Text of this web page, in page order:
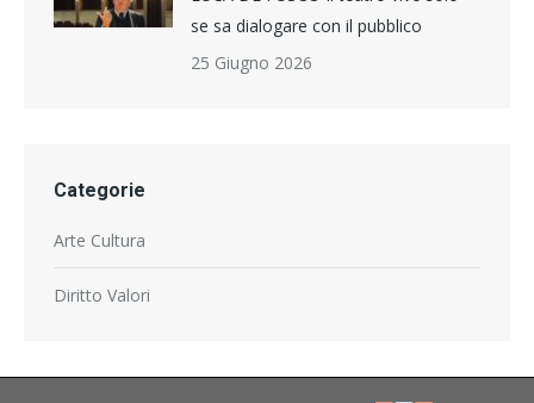
se sa dialogare con il pubblico
25 Giugno 2026
Categorie
Arte Cultura
Diritto Valori